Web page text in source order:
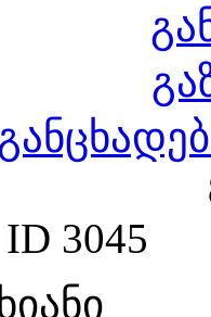
3045